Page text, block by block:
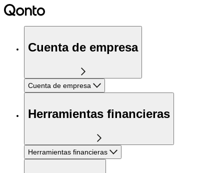
Cuenta de empresa
Cuenta de empresa
Herramientas financieras
Herramientas financieras